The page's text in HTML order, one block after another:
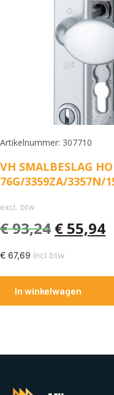
Artikelnummer: 307710
VH SMALBESLAG
76G/3359ZA/3357N/
excl. btw
€93,24 € 55,94
€ 67,69 incl btw
In winkelwagen